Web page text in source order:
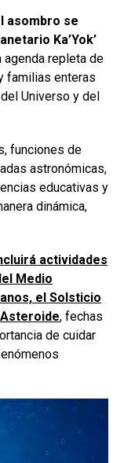
asombro se
Ka’Yok’
agenda repleta de
familias enteras
Universo y del
funciones de
astronómicas,
educativas y
dinámica,
actividades
Medio
el Solsticio
, fechas
de cuidar